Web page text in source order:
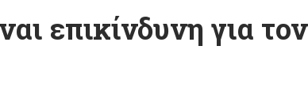
επικίνδυνη για τον